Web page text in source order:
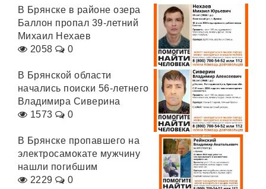
В Брянске в районе озера
Баллон пропал 39-летний
Михаил Нехаев
2058
0
В Брянской области
начались поиски 56-летнего
Владимира Сиверина
1573
0
В Брянске пропавшего на
электросамокате мужчину
нашли погибшим
2229
0